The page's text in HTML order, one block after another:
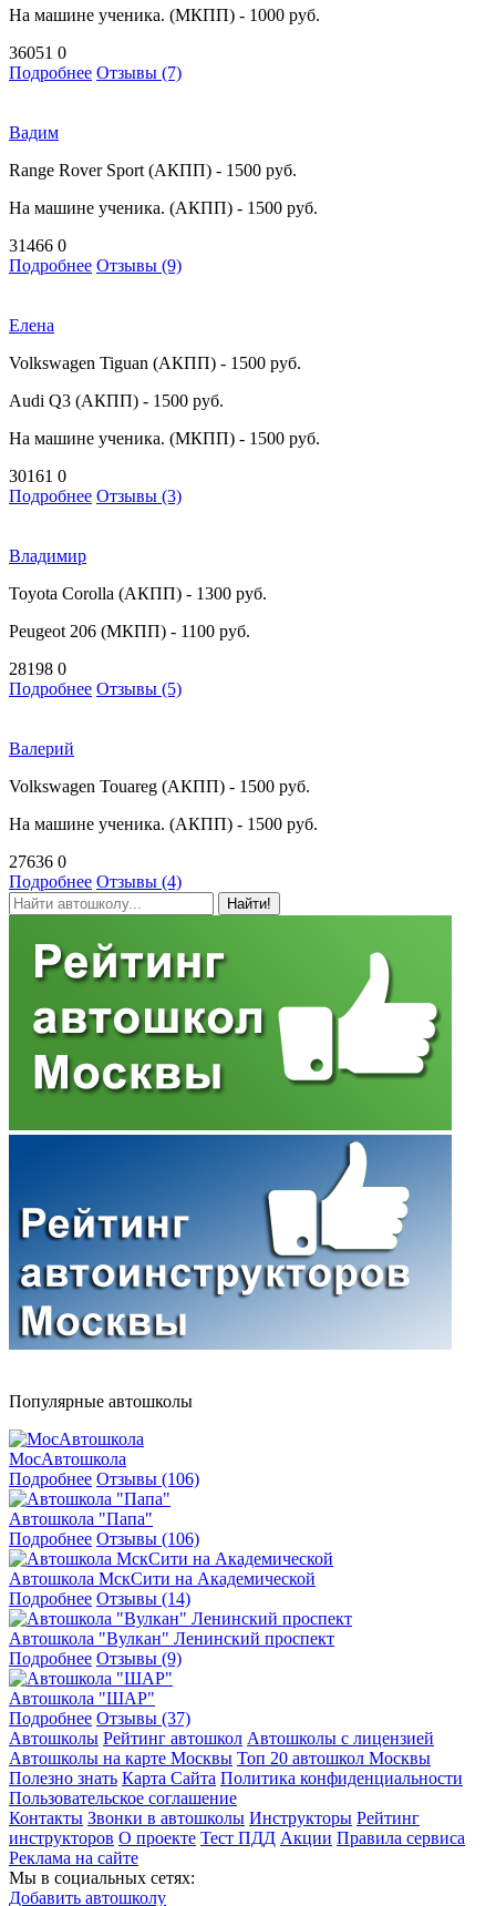
На машине ученика. (МКПП) - 1000 руб.
36051 0
Подробнее Отзывы (7)
Вадим
Range Rover Sport (АКПП) - 1500 руб.
На машине ученика. (АКПП) - 1500 руб.
31466 0
Подробнее Отзывы (9)
Елена
Volkswagen Tiguan (АКПП) - 1500 руб.
Audi Q3 (АКПП) - 1500 руб.
На машине ученика. (МКПП) - 1500 руб.
30161 0
Подробнее Отзывы (3)
Владимир
Toyota Corolla (АКПП) - 1300 руб.
Peugeot 206 (МКПП) - 1100 руб.
28198 0
Подробнее Отзывы (5)
Валерий
Volkswagen Touareg (АКПП) - 1500 руб.
На машине ученика. (АКПП) - 1500 руб.
27636 0
Подробнее Отзывы (4)
Найти!
Популярные автошколы
МосАвтошкола
Подробнее Отзывы (106)
Автошкола "Папа"
Подробнее Отзывы (106)
Автошкола МскСити на Академической
Подробнее Отзывы (14)
Автошкола "Вулкан" Ленинский проспект
Подробнее Отзывы (9)
Автошкола "ШАР"
Подробнее Отзывы (37)
Автошколы Рейтинг автошкол Автошколы с лицензией
Автошколы на карте Москвы Топ 20 автошкол Москвы
Полезно знать Карта Сайта Политика конфиденциальности
Пользовательское соглашение
Контакты Звонки в автошколы Инструкторы Рейтинг
инструкторов О проекте Тест ПДД Акции Правила сервиса
Реклама на сайте
Мы в социальных сетях:
Добавить автошколу